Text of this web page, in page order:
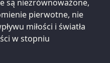
są niezrównoważone,
pierwotne, nie
miłości i światła
w stopniu